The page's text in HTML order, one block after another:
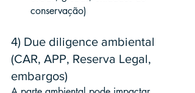
conservação)
4) Due diligence ambiental
(CAR, APP, Reserva Legal,
embargos)